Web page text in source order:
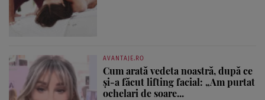
AVANTAJE.RO
Cum arată vedeta noastră, după ce
și-a făcut lifting facial: „Am purtat
ochelari de soare...